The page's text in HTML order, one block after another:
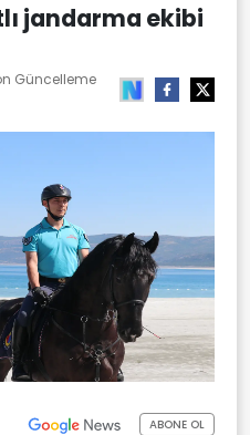
jandarma ekibi
Güncelleme
ABONE OL